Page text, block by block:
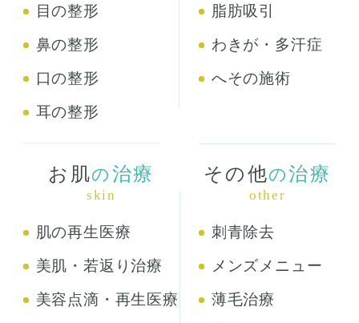
目の整形
鼻の整形
口の整形
耳の整形
脂肪吸引
わきが・多汗症
へその施術
お肌の 治療
skin
肌の再生医療
美肌・若返り治療
美容点滴・再生医療
その他の治療
other
刺青除去
メンズメニュー
薄毛治療